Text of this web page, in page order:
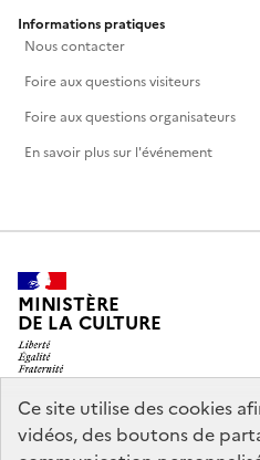
Ce site utilise des cookies
vidéos, des boutons de
Informations pratiques
Nous contacter
Foire aux questions visiteurs
Foire aux questions organisateurs
En savoir plus sur l'événement
MINISTÈRE
DE LA CULTURE
legifrance.gouv.fr